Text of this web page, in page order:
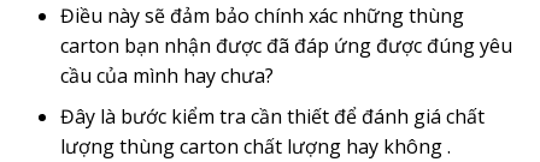
Điều này sẽ đảm bảo chính xác những thùng
carton bạn nhận được đã đáp ứng được đúng yêu
cầu của mình hay chưa?
Đây là bước kiểm tra cần thiết để đánh giá chất
lượng thùng carton chất lượng hay không .